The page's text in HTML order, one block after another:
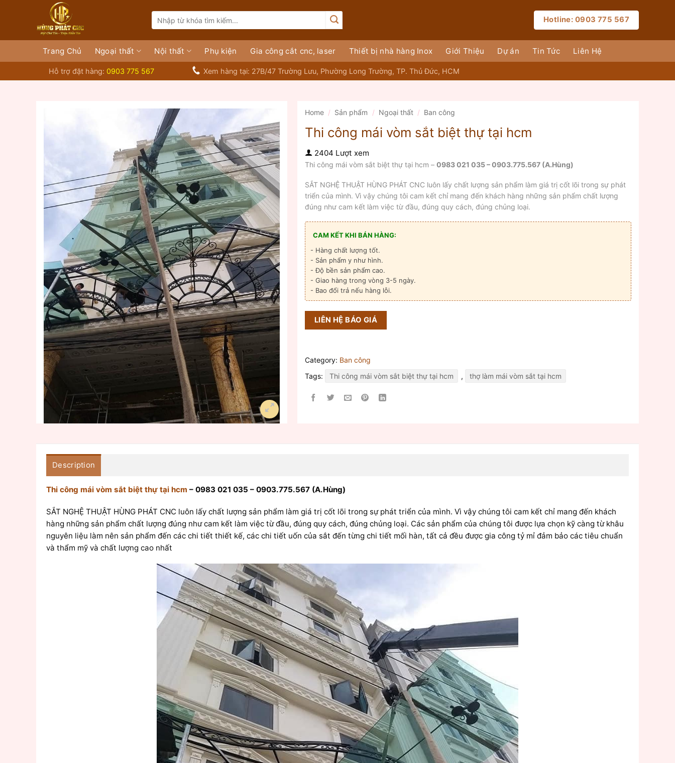
dung
for:
Hotline: 0903 775 567
Trang Chủ Ngoại thất Nội thất Phụ kiện Gia công cắt cnc, laser Thiết bị nhà hàng Inox Giới Thiệu Dự án Tin Tức Liên Hệ
Hỗ trợ đặt hàng: 0903 775 567 Xem hàng tại: 27B/47 Trường Lưu, Phường Long Trường, TP. Thủ Đức, HCM
Home / Sản phẩm / Ngoại thất / Ban công
Thi công mái vòm sắt biệt thự tại hcm
2404 Lượt xem
Thi công mái vòm sắt biệt thự tại hcm – 0983 021 035 – 0903.775.567 (A.Hùng)
SẮT NGHỆ THUẬT HÙNG PHÁT CNC luôn lấy chất lượng sản phẩm làm giá trị cốt lõi trong sự phát
triển của mình. Vì vậy chúng tôi cam kết chỉ mang đến khách hàng những sản phẩm chất lượng
đúng như cam kết làm việc từ đầu, đúng quy cách, đúng chủng loại.
CAM KẾT KHI BÁN HÀNG:
- Hàng chất lượng tốt.
- Sản phẩm y như hình.
- Độ bền sản phẩm cao.
- Giao hàng trong vòng 3-5 ngày.
- Bao đổi trả nếu hàng lỗi.
LIÊN HỆ BÁO GIÁ
Category: Ban công
Tags:
Thi công mái vòm sắt biệt thự tại hcm , thợ làm mái vòm sắt tại hcm
Description
Thi công mái vòm sắt biệt thự tại hcm – 0983 021 035 – 0903.775.567 (A.Hùng)
SẮT NGHỆ THUẬT HÙNG PHÁT CNC luôn lấy chất lượng sản phẩm làm giá trị cốt lõi trong sự phát triển của mình. Vì vậy chúng tôi cam kết chỉ mang đến khách
hàng những sản phẩm chất lượng đúng như cam kết làm việc từ đầu, đúng quy cách, đúng chủng loại. Các sản phẩm của chúng tôi được lựa chọn kỹ càng từ khâu
nguyên liệu làm nên sản phẩm đến các chi tiết thiết kế, các chi tiết uốn của sắt đến từng chi tiết mối hàn, tất cả đều được gia công tỷ mỉ đảm bảo các tiêu chuẩn
và thẩm mỹ và chất lượng cao nhất